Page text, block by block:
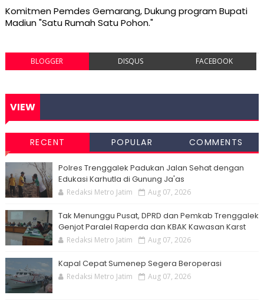
Komitmen Pemdes Gemarang, Dukung program Bupati
Madiun "Satu Rumah Satu Pohon."
BLOGGER DISQUS FACEBOOK
VIEW
RECENT POPULAR COMMENTS
Polres Trenggalek Padukan Jalan Sehat dengan
Edukasi Karhutla di Gunung Ja'as
Redaksi Metro Jatim Aug 07, 2026
Tak Menunggu Pusat, DPRD dan Pemkab Trenggalek
Genjot Paralel Raperda dan KBAK Kawasan Karst
Redaksi Metro Jatim Aug 07, 2026
Kapal Cepat Sumenep Segera Beroperasi
Redaksi Metro Jatim Aug 07, 2026